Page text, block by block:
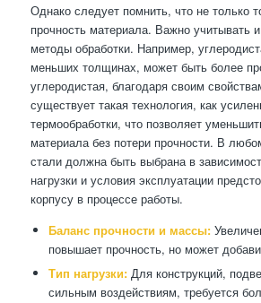
Однако следует помнить, что не только
прочность материала. Важно учитывать
методы обработки. Например,
меньших толщинах, может быть более
углеродистая, благодаря своим
существует такая технология, как
термообработки, что позволяет
материала без потери прочности. В
стали должна быть выбрана в
нагрузки и условия эксплуатации
корпусу в процессе работы.
Баланс прочности и массы:
повышает прочность, но может
Тип нагрузки:Для конструкций,
сильным воздействиям, требуется